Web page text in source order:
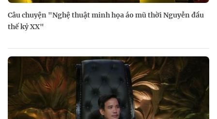
Câu chuyện "Nghệ thuật minh họa áo mũ thời Nguyễn đầu
thế kỷ XX"